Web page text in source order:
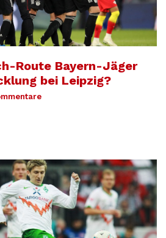
Route Bayern-Jäger
bei Leipzig?